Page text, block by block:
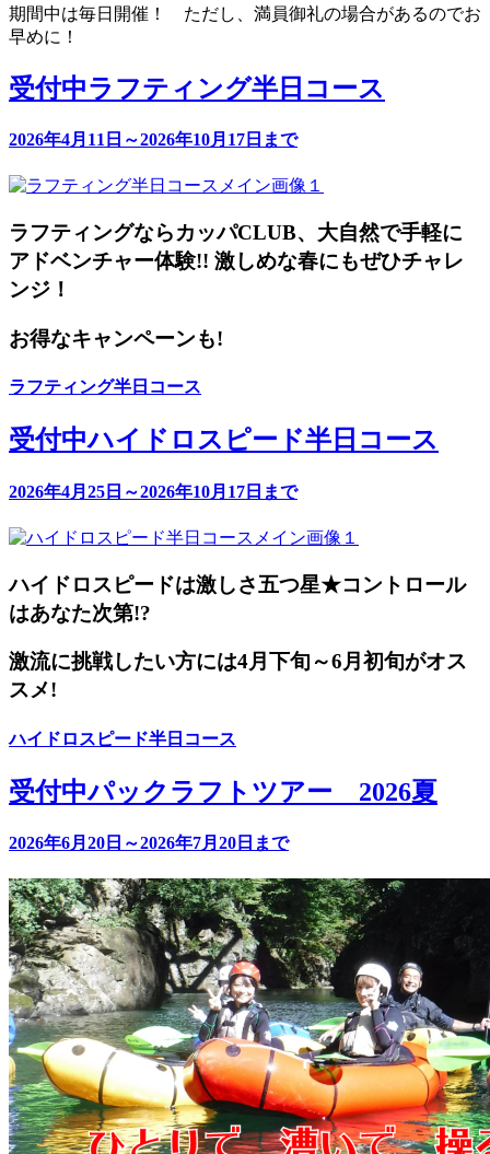
期間中は毎日開催！ ただし、満員御礼の場合があるのでお
早めに！
受付中ラフティング半日コース
2026年4月11日～2026年10月17日まで
ラフティングならカッパCLUB、大自然で手軽に
アドベンチャー体験!! 激しめな春にもぜひチャレ
ンジ！
お得なキャンペーンも!
ラフティング半日コース
受付中ハイドロスピード半日コース
2026年4月25日～2026年10月17日まで
ハイドロスピードは激しさ五つ星★コントロール
はあなた次第!?
激流に挑戦したい方には4月下旬～6月初旬がオス
スメ!
ハイドロスピード半日コース
受付中パックラフトツアー 2026夏
2026年6月20日～2026年7月20日まで